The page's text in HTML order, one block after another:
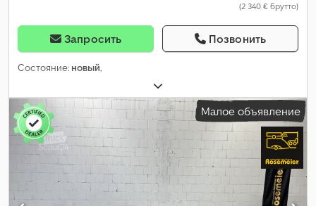
(2 340 € брутто)
Запросить Позвонить
Состояние: новый,
Малое объявление